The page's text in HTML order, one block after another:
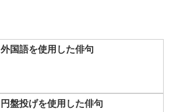
外国語を使用した俳句
円盤投げを使用した俳句